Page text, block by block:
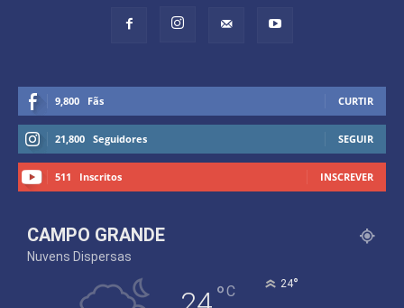
9,800 Fãs CURTIR
21,800 Seguidores SEGUIR
511 Inscritos INSCREVER
CAMPO GRANDE
Nuvens Dispersas
°C 24°